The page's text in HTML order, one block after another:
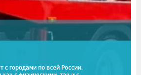
с городами по всей России.